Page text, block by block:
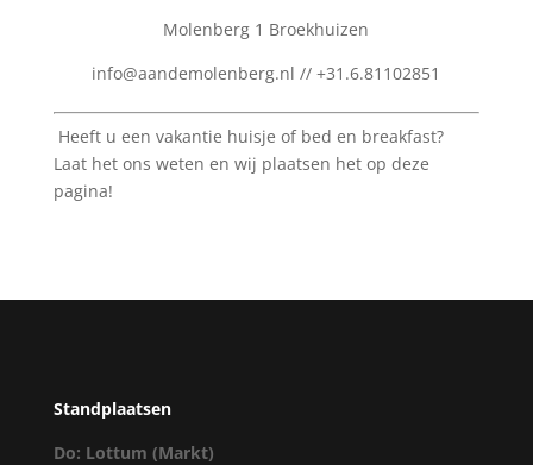
Molenberg 1 Broekhuizen
info@aandemolenberg.nl // +31.6.81102851
Heeft u een vakantie huisje of bed en breakfast?
Laat het ons weten en wij plaatsen het op deze
pagina!
Standplaatsen
Do: Lottum (Markt)